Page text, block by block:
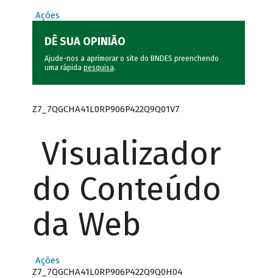
Ações
DÊ SUA OPINIÃO
Ajude-nos a aprimorar o site do BNDES preenchendo
uma rápida pesquisa.
Z7_7QGCHA41L0RP906P422Q9Q01V7
Visualizador
do Conteúdo
da Web
Ações
Z7_7QGCHA41L0RP906P422Q9Q0H04